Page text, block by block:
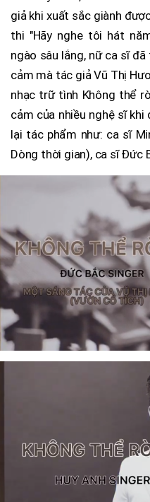
giả khi xuất sắc giành
thi "Hãy nghe tôi hát
ngào sâu lắng, nữ ca sĩ
cảm mà tác giả Vũ Thị
nhạc trữ tình Không thể
cảm của nhiều nghệ sĩ
lại tác phẩm như: ca sĩ
Dòng thời gian), ca sĩ Đức